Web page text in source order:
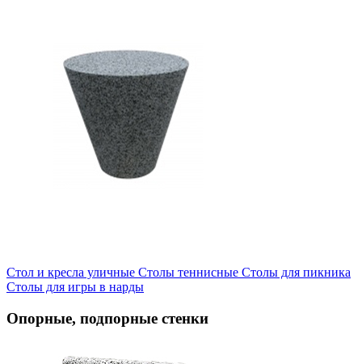
Стол и кресла уличные Cтолы теннисные Столы для пикника
Столы для игры в нарды
Опорные, подпорные стенки